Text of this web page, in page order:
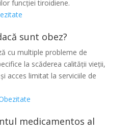
funcției tiroidiene.
sunt obez?
cu multiple probleme de
la scăderea calității vieții,
acces limitat la serviciile de
medicamentos al